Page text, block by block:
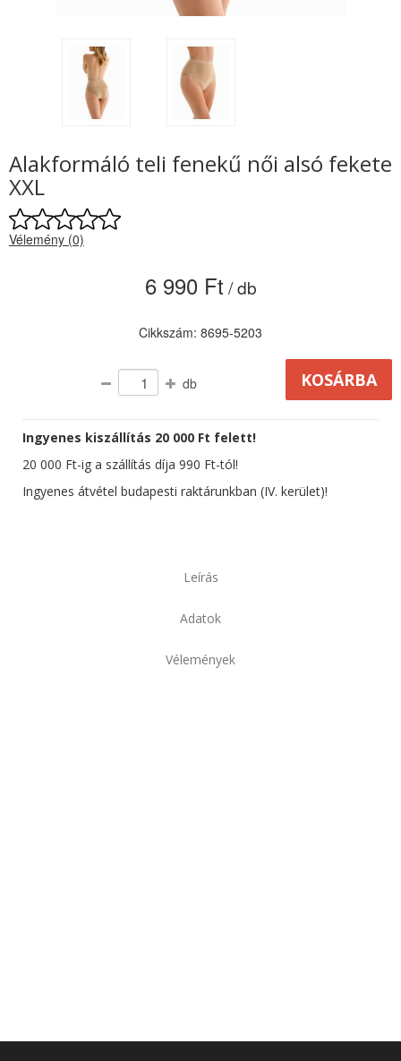
Alakformáló teli fenekű női alsó fekete
XXL
Vélemény (0)
6 990 Ft / db
Cikkszám: 8695-5203
db
Ingyenes kiszállítás 20 000 Ft felett!
20 000 Ft-ig a szállítás díja 990 Ft-tól!
Ingyenes átvétel budapesti raktárunkban (IV. kerület)!
Leírás
Adatok
Vélemények